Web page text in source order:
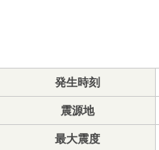
発生時刻
震源地
最大震度